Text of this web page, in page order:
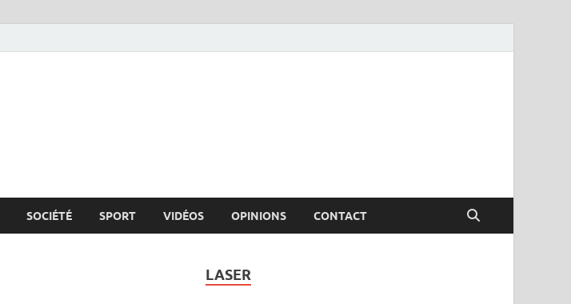
SOCIÉTÉ SPORT VIDÉOS OPINIONS CONTACT
LASER